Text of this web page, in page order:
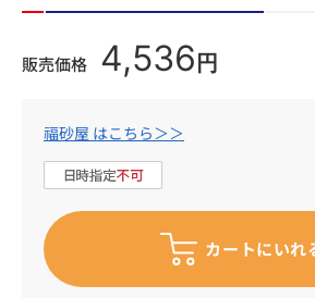
販売価格 4,536 円
福砂屋 はこちら＞＞